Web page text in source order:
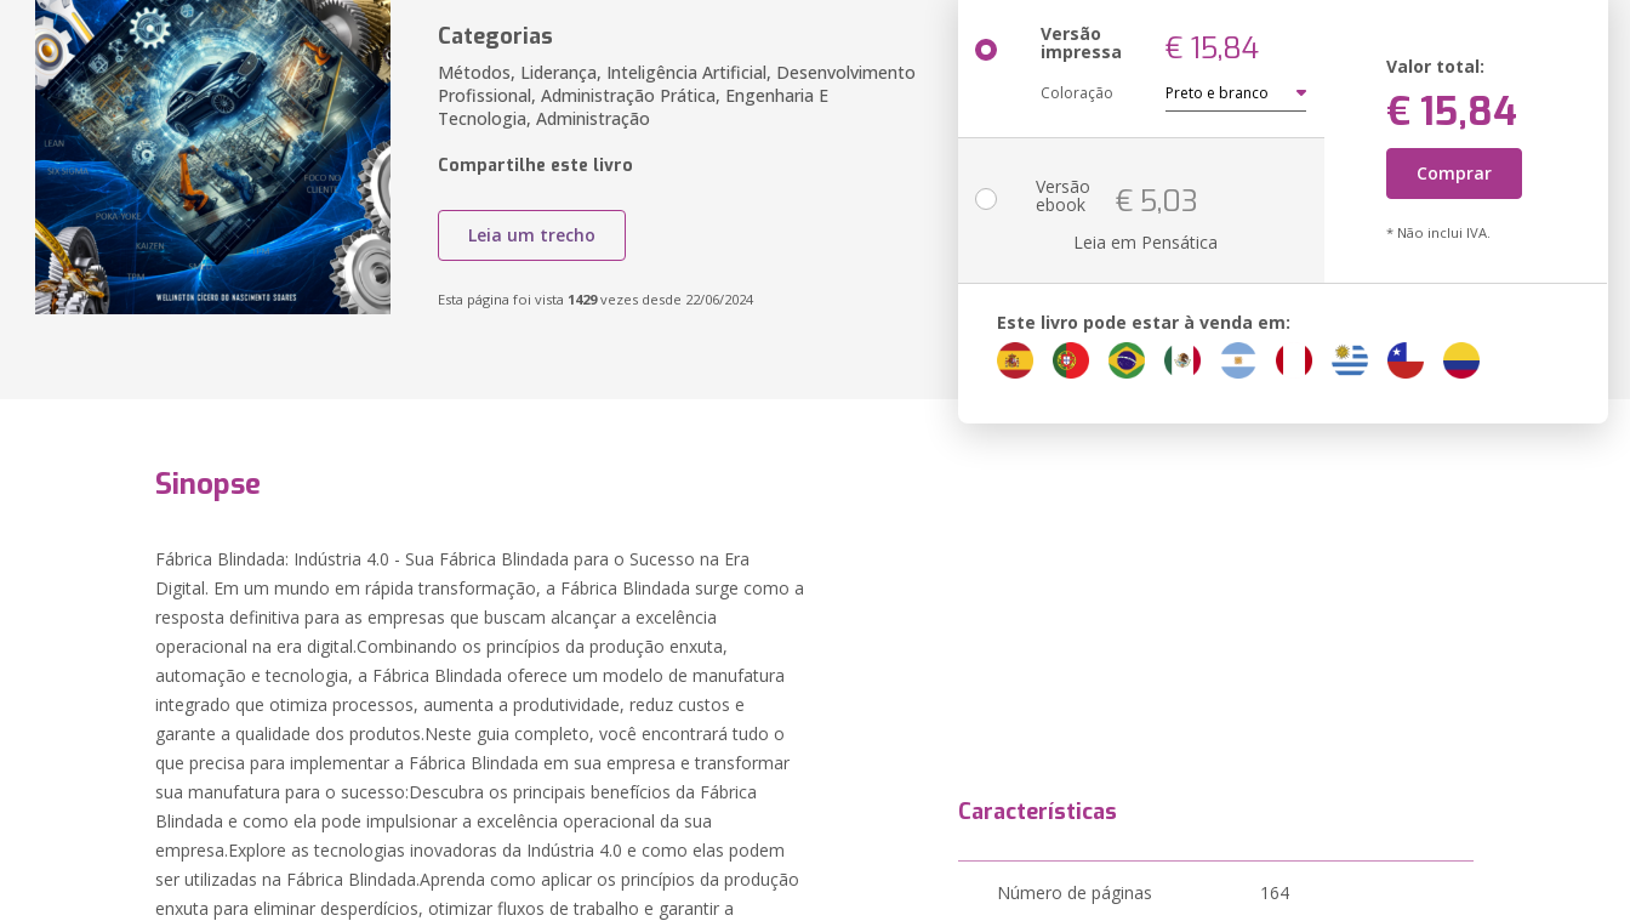
Categorias
Métodos, Liderança, Inteligência Artificial, Desenvolvimento
Profissional, Administração Prática, Engenharia E
Tecnologia, Administração
Compartilhe este livro
Leia um trecho
Esta página foi vista 1429vezes desde 22/06/2024
Versão
impressa € 15,84
Coloração
Valor total:
€ 15,84
Comprar
* Não inclui IVA.
Versão
ebook € 5,03
Leia em Pensática
Este livro pode estar à venda em:
Sinopse
Fábrica Blindada: Indústria 4.0 - Sua Fábrica Blindada para o Sucesso na Era
Digital. Em um mundo em rápida transformação, a Fábrica Blindada surge como a
resposta definitiva para as empresas que buscam alcançar a excelência
operacional na era digital.Combinando os princípios da produção enxuta,
automação e tecnologia, a Fábrica Blindada oferece um modelo de manufatura
integrado que otimiza processos, aumenta a produtividade, reduz custos e
garante a qualidade dos produtos.Neste guia completo, você encontrará tudo o
que precisa para implementar a Fábrica Blindada em sua empresa e transformar
sua manufatura para o sucesso:Descubra os principais benefícios da Fábrica
Blindada e como ela pode impulsionar a excelência operacional da sua
empresa.Explore as tecnologias inovadoras da Indústria 4.0 e como elas podem
ser utilizadas na Fábrica Blindada.Aprenda como aplicar os princípios da produção
enxuta para eliminar desperdícios, otimizar fluxos de trabalho e garantir a
Características
Número de páginas 164